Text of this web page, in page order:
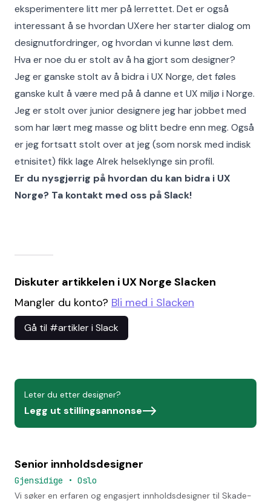
eksperimentere litt mer på lerrettet. Det er også
interessant å se hvordan UXere her starter dialog om
designutfordringer, og hvordan vi kunne løst dem.
Hva er noe du er stolt av å ha gjort som designer?
Jeg er ganske stolt av å bidra i UX Norge, det føles
ganske kult å være med på å danne et UX miljø i Norge.
Jeg er stolt over junior designere jeg har jobbet med
som har lært meg masse og blitt bedre enn meg. Også
er jeg fortsatt stolt over at jeg (som norsk med indisk
etnisitet) fikk lage Alrek helseklynge sin profil.
Er du nysgjerrig på hvordan du kan bidra i UX
Norge? Ta kontakt med oss på Slack!
Diskuter artikkelen i UX Norge Slacken
Mangler du konto? Bli med i Slacken
Gå til #artikler i Slack
Leter du etter designer?
Legg ut stillingsannonse
Senior innholdsdesigner
Gjensidige • Oslo
Vi søker en erfaren og engasjert innholdsdesigner til Skade-